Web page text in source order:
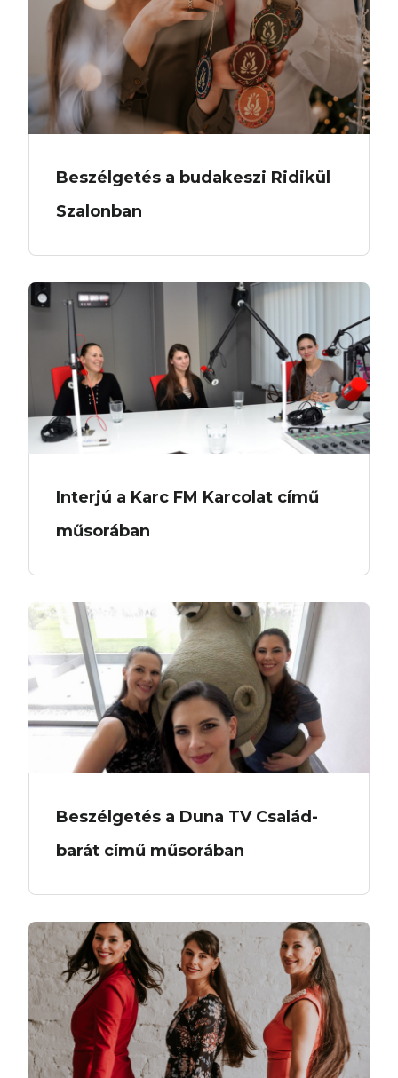
Beszélgetés a budakeszi Ridikül
Szalonban
Interjú a Karc FM Karcolat című
műsorában
Beszélgetés a Duna TV Család-
barát című műsorában